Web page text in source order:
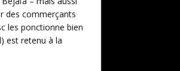
des commerçants
les ponctionne bien
est retenu à la